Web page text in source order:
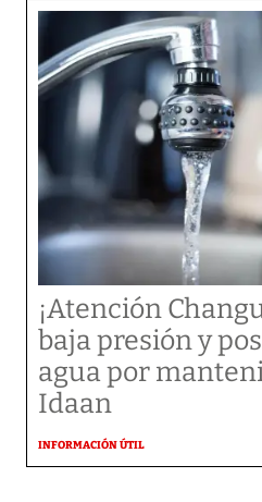
¡Atención
baja presión y
agua por
Idaan
INFORMACIÓN ÚTIL